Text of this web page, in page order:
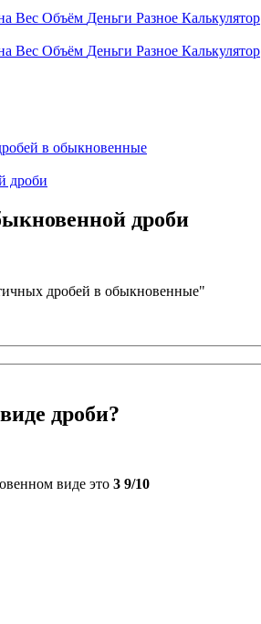
Вес Объём Деньги Разное Калькулятор
Вес Объём Деньги Разное Калькулятор
в обыкновенные
дроби
дроби
дробей в обыкновенные"
дроби?
виде это 3 9/10